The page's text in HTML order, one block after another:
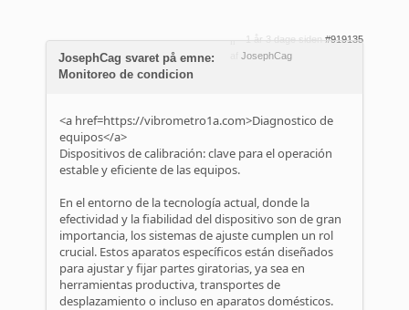
1 år 3 dage siden #919135
JosephCag
JosephCag svaret på emne:
Monitoreo de condicion
<a href=https://vibrometro1a.com>Diagnostico de
equipos</a>
Dispositivos de calibración: clave para el operación
estable y eficiente de las equipos.
En el entorno de la tecnología actual, donde la
efectividad y la fiabilidad del dispositivo son de gran
importancia, los sistemas de ajuste cumplen un rol
crucial. Estos aparatos específicos están diseñados
para ajustar y fijar partes giratorias, ya sea en
herramientas productiva, transportes de
desplazamiento o incluso en aparatos domésticos.